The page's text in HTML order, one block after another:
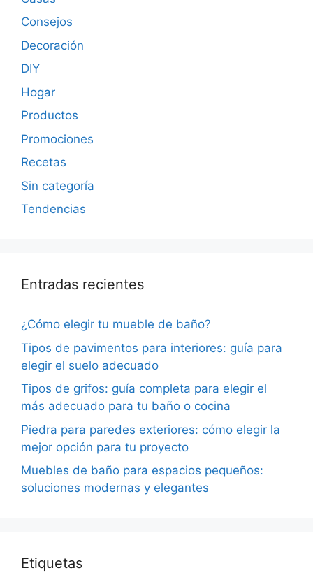
Consejos
Decoración
DIY
Hogar
Productos
Promociones
Recetas
Sin categoría
Tendencias
Entradas recientes
¿Cómo elegir tu mueble de baño?
Tipos de pavimentos para interiores: guía para
elegir el suelo adecuado
Tipos de grifos: guía completa para elegir el
más adecuado para tu baño o cocina
Piedra para paredes exteriores: cómo elegir la
mejor opción para tu proyecto
Muebles de baño para espacios pequeños:
soluciones modernas y elegantes
Etiquetas